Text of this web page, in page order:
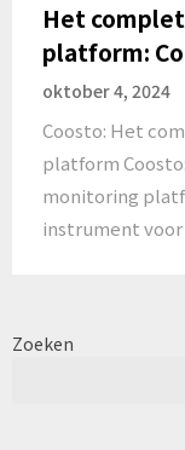
Het
platform:
oktober 4, 2024
Coosto: Het
platform
monitoring
instrument
Zoeken